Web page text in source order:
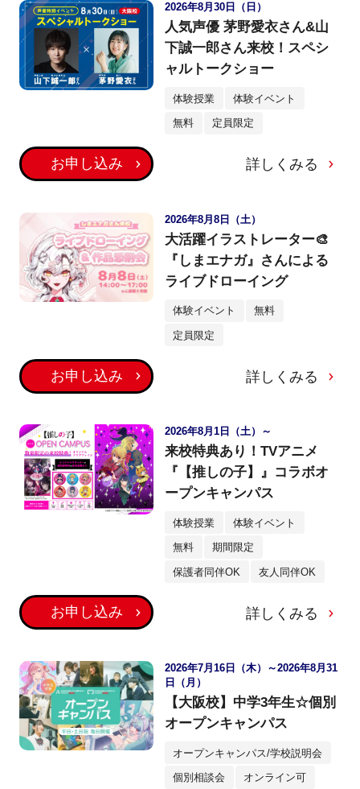
2026年8月30日（日）
人気声優 茅野愛衣さん&山
下誠一郎さん来校！スペシ
ャルトークショー
体験授業 体験イベント
無料 定員限定
お申し込み 詳しくみる
2026年8月8日（土）
大活躍イラストレーター🎨
『しまエナガ』さんによる
ライブドローイング
体験イベント 無料
定員限定
お申し込み 詳しくみる
2026年8月1日（土）～
来校特典あり！TVアニメ
『【推しの子】』コラボオ
ープンキャンパス
体験授業 体験イベント
無料 期間限定
保護者同伴OK 友人同伴OK
お申し込み 詳しくみる
2026年7月16日（木）～2026年8月31
日（月）
【大阪校】中学3年生☆個別
オープンキャンパス
オープンキャンパス/学校説明会
個別相談会 オンライン可